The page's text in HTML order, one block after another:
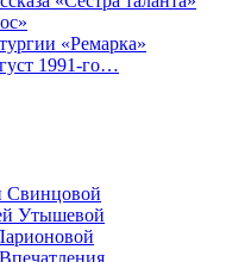
«Ремарка»
1991-го…
Свинцовой
Утышевой